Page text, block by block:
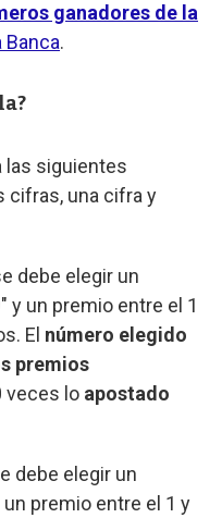
ganadores de la
Banca.
las siguientes
cifras, una cifra y
debe elegir un
y un premio entre el 1
El número elegido
premios
veces lo apostado
debe elegir un
premio entre el 1 y